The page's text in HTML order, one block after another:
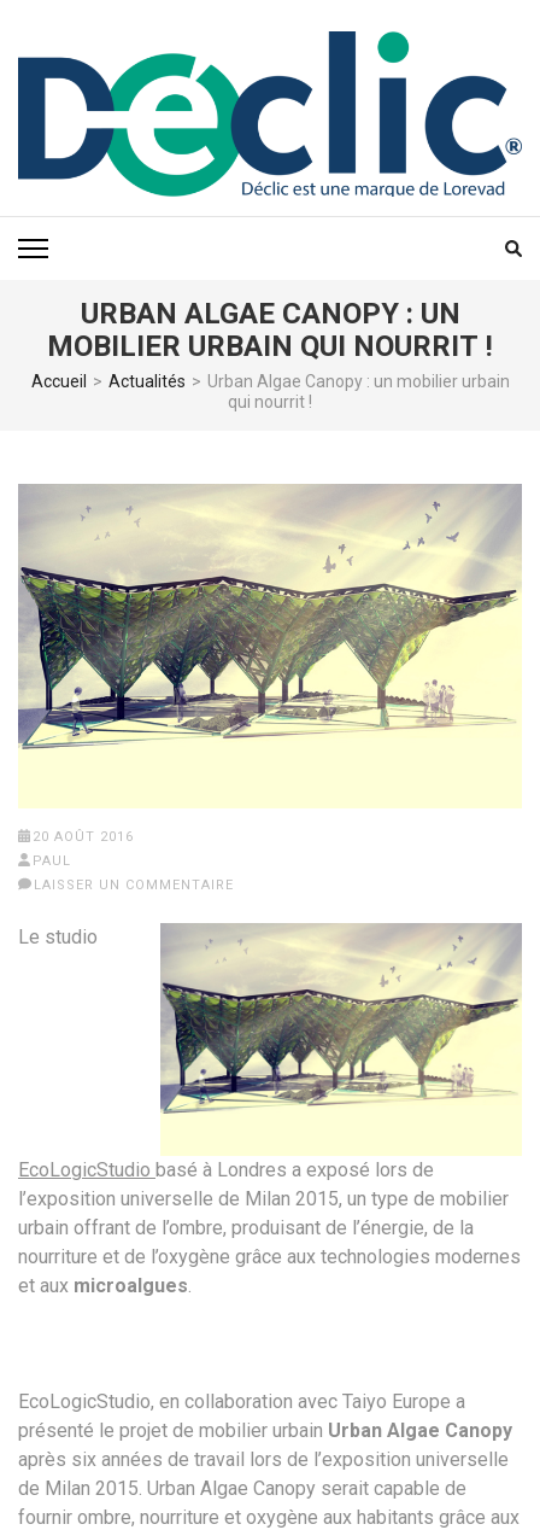
URBAN ALGAE CANOPY : UN
MOBILIER URBAIN QUI NOURRIT !
Accueil > Actualités > Urban Algae Canopy : un mobilier urbain
qui nourrit !
20 AOÛT 2016
PAUL
LAISSER UN COMMENTAIRE
Le studio
EcoLogicStudio basé à Londres a exposé lors de
l’exposition universelle de Milan 2015, un type de mobilier
urbain offrant de l’ombre, produisant de l’énergie, de la
nourriture et de l’oxygène grâce aux technologies modernes
et aux microalgues
EcoLogicStudio, en collaboration avec Taiyo Europe a
présenté le projet de mobilier urbain Urban Algae Canopy
après six années de travail lors de l’exposition universelle
de Milan 2015. Urban Algae Canopy serait capable de
fournir ombre, nourriture et oxygène aux habitants grâce aux